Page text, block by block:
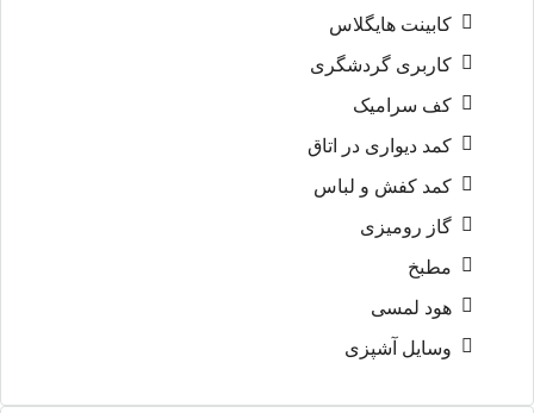
کابینت هایگلاس
کاربری گردشگری
کف سرامیک
کمد دیواری در اتاق
کمد کفش و لباس
گاز رومیزی
مطبخ
هود لمسی
وسایل آشپزی